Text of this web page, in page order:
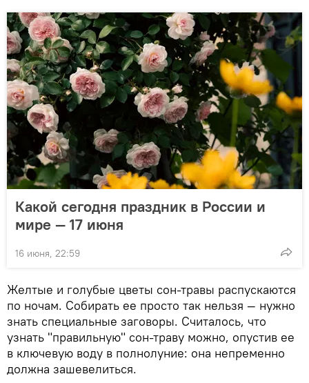
Какой сегодня праздник в России и
мире — 17 июня
16 июня, 22:59
Желтые и голубые цветы сон-травы распускаются
по ночам. Собирать ее просто так нельзя — нужно
знать специальные заговоры. Считалось, что
узнать "правильную" сон-траву можно, опустив ее
в ключевую воду в полнолуние: она непременно
должна зашевелиться.